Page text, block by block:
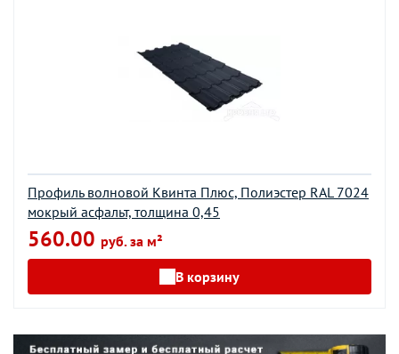
Профиль волновой Квинта Плюс, Полиэстер RAL 7024
мокрый асфальт, толщина 0,45
560.00 руб. за м²
В корзину